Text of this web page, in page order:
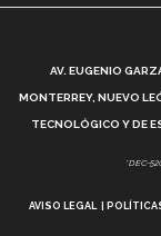
Vida
AV. EUGENIO
MONTERREY, NUEVO
TECNOLÓGICO Y DE
*DEC-
AVISO LEGAL